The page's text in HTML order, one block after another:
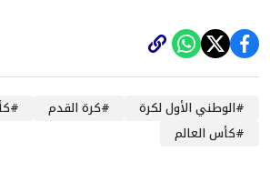
#الوطني الأول لكرة #كرة القدم #
#كأس العالم